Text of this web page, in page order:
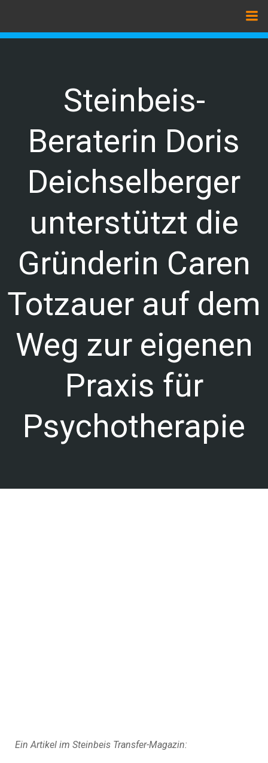
springen
Steinbeis-
Beraterin Doris
Deichselberger
unterstützt die
Gründerin Caren
Totzauer auf dem
Weg zur eigenen
Praxis für
Psychotherapie
Ein Artikel im Steinbeis Transfer-Magazin: